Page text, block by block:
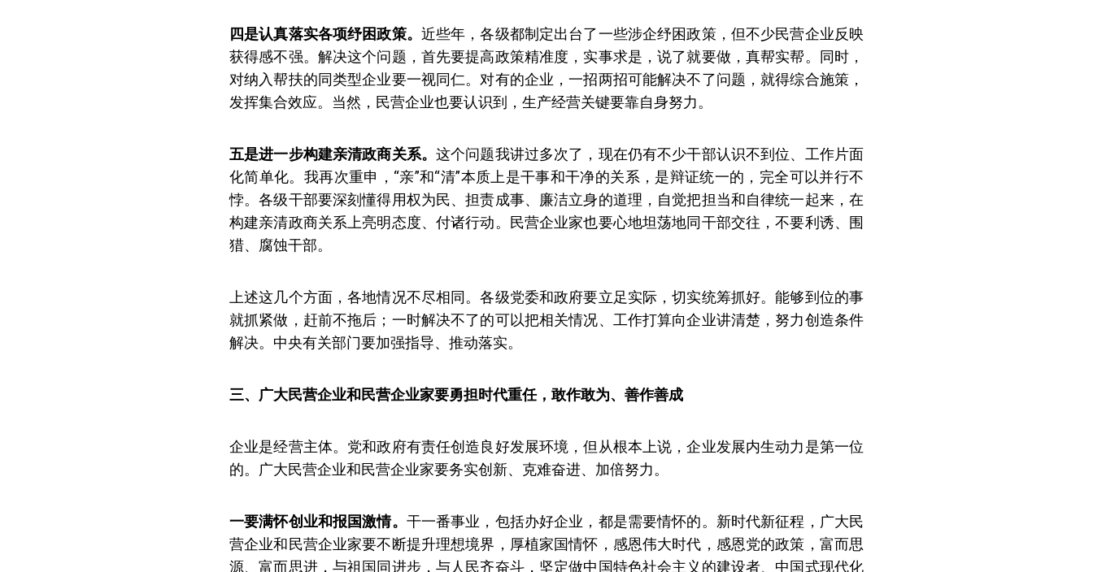
四是认真落实各项纾困政策。 近些年，各级都制定出台了一些涉企纾困政策，但不少民营企业反映
获得感不强。解决这个问题，首先要提高政策精准度，实事求是，说了就要做，真帮实帮。同时，
对纳入帮扶的同类型企业要一视同仁。对有的企业，一招两招可能解决不了问题，就得综合施策，
发挥集合效应。当然，民营企业也要认识到，生产经营关键要靠自身努力。
五是进一步构建亲清政商关系。 这个问题我讲过多次了，现在仍有不少干部认识不到位、工作片面
化简单化。我再次重申，“亲”和“清”本质上是干事和干净的关系，是辩证统一的，完全可以并行不
悖。各级干部要深刻懂得用权为民、担责成事、廉洁立身的道理，自觉把担当和自律统一起来，在
构建亲清政商关系上亮明态度、付诸行动。民营企业家也要心地坦荡地同干部交往，不要利诱、围
猎、腐蚀干部。
上述这几个方面，各地情况不尽相同。各级党委和政府要立足实际，切实统筹抓好。能够到位的事
就抓紧做，赶前不拖后；一时解决不了的可以把相关情况、工作打算向企业讲清楚，努力创造条件
解决。中央有关部门要加强指导、推动落实。
三、广大民营企业和民营企业家要勇担时代重任，敢作敢为、善作善成
企业是经营主体。党和政府有责任创造良好发展环境，但从根本上说，企业发展内生动力是第一位
的。广大民营企业和民营企业家要务实创新、克难奋进、加倍努力。
一要满怀创业和报国激情。 干一番事业，包括办好企业，都是需要情怀的。新时代新征程，广大民
营企业和民营企业家要不断提升理想境界，厚植家国情怀，感恩伟大时代，感恩党的政策，富而思
源、富而思进，与祖国同进步，与人民齐奋斗，坚定做中国特色社会主义的建设者、中国式现代化